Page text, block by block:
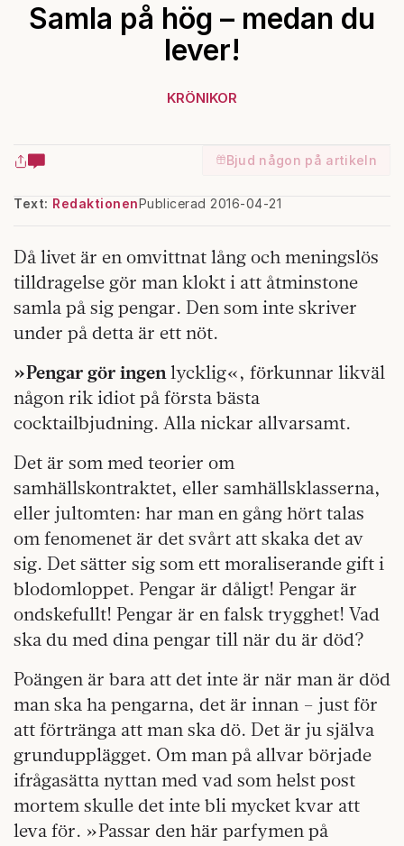
Samla på hög – medan du
lever!
KRÖNIKOR
Bjud någon på artikeln
Text: RedaktionenPublicerad 2016-04-21
Då livet är en omvittnat lång och meningslös
tilldragelse gör man klokt i att åtminstone
samla på sig pengar. Den som inte skriver
under på detta är ett nöt.
»Pengar gör ingenlycklig«, förkunnar likväl
någon rik idiot på första bästa
cocktailbjudning. Alla nickar allvarsamt.
Det är som med teorier om
samhällskontraktet, eller samhällsklasserna,
eller jultomten: har man en gång hört talas
om fenomenet är det svårt att skaka det av
sig. Det sätter sig som ett moraliserande gift i
blodomloppet. Pengar är dåligt! Pengar är
ondskefullt! Pengar är en falsk trygghet! Vad
ska du med dina pengar till när du är död?
Poängen är bara att det inte är när man är död
man ska ha pengarna, det är innan – just för
att förtränga att man ska dö. Det är ju själva
grundupplägget. Om man på allvar började
ifrågasätta nyttan med vad som helst post
mortem skulle det inte bli mycket kvar att
leva för. »Passar den här parfymen på